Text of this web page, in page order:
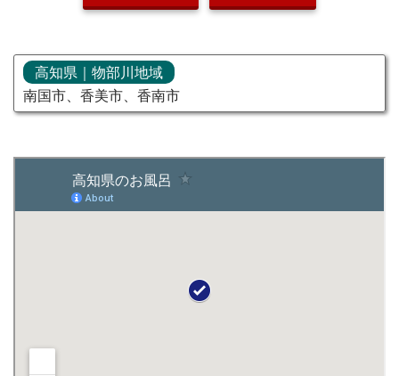
高知県｜物部川地域
南国市、香美市、香南市